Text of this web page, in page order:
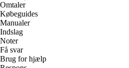
Omtaler
Købeguides
Manualer
Indslag
Noter
Få svar
Brug for hjælp